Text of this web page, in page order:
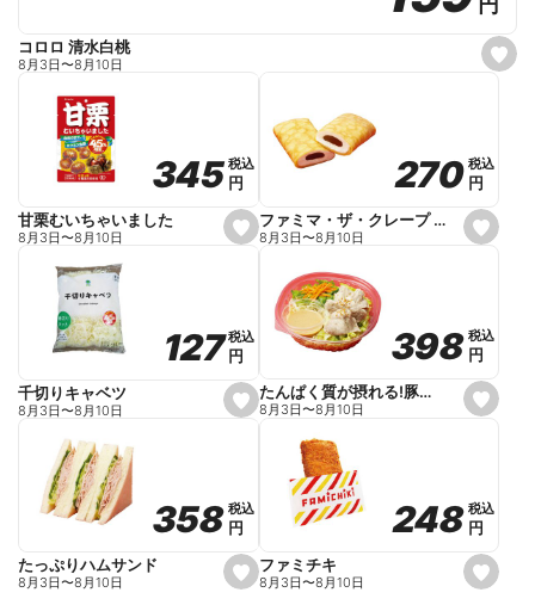
s
e
コロロ 清水白桃
8月3日〜8月10日
s
e
o
r
i
e
345
345税込
税込
円
円
甘栗むいちゃいました
8月3日〜8月10日
s
e
o
r
i
e
270
270 税込
税込
円
円
ファミマ・ザ・クレープ 生チョコ
8月3日〜8月10日
s
e
o
r
i
e
127
127税込
税込
円
円
千切りキャベツ
8月3日〜8月10日
s
e
o
r
i
e
398
398 税込
税込
円
円
たんぱく質が摂れる!豚しゃぶのパスタサラダ
8月3日〜8月10日
s
e
358
358税込
税込
円
円
たっぷりハムサンド
8月3日〜8月10日
s
e
248
248 税込
税込
円
円
ファミチキ
8月3日〜8月10日